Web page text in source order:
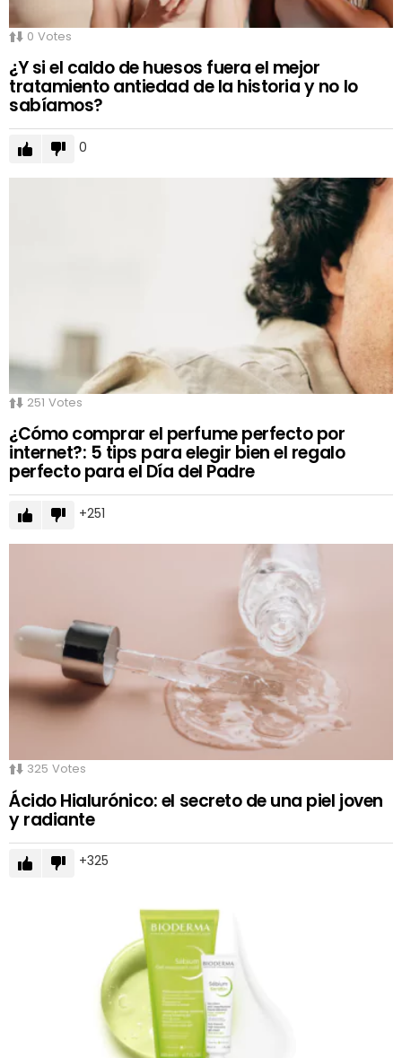
0 Votes
¿Y si el caldo de huesos fuera el mejor
tratamiento antiedad de la historia y no lo
sabíamos?
0
251 Votes
¿Cómo comprar el perfume perfecto por
internet?: 5 tips para elegir bien el regalo
perfecto para el Día del Padre
251
325 Votes
Ácido Hialurónico: el secreto de una piel joven
y radiante
325